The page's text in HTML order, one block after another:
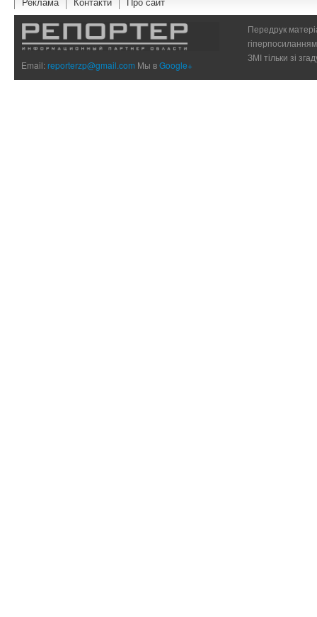
Email:reporterzp@gmail.com Мы вGoogle+
Передрук
ЗМІ тільки зі